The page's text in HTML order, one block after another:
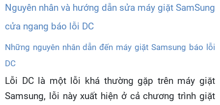
Nguyên nhân và hướng dẫn sửa máy giặt SamSung
cửa ngang báo lỗi DC
Những nguyên nhân dẫn đến máy giặt Samsung báo lỗi
DC
Lỗi DC là một lỗi khá thường gặp trên máy giặt
Samsung, lỗi này xuất hiện ở cả chương trình giặt